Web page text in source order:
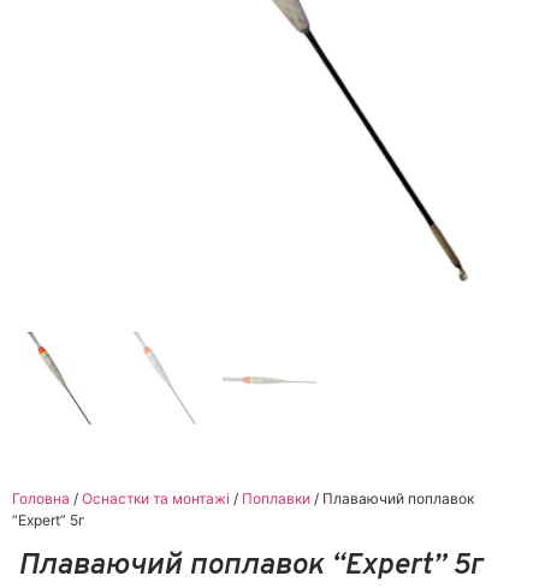
Головна / Оснастки та монтажі / Поплавки / Плаваючий поплавок
“Еxpert” 5г
Плаваючий поплавок “Еxpert” 5г